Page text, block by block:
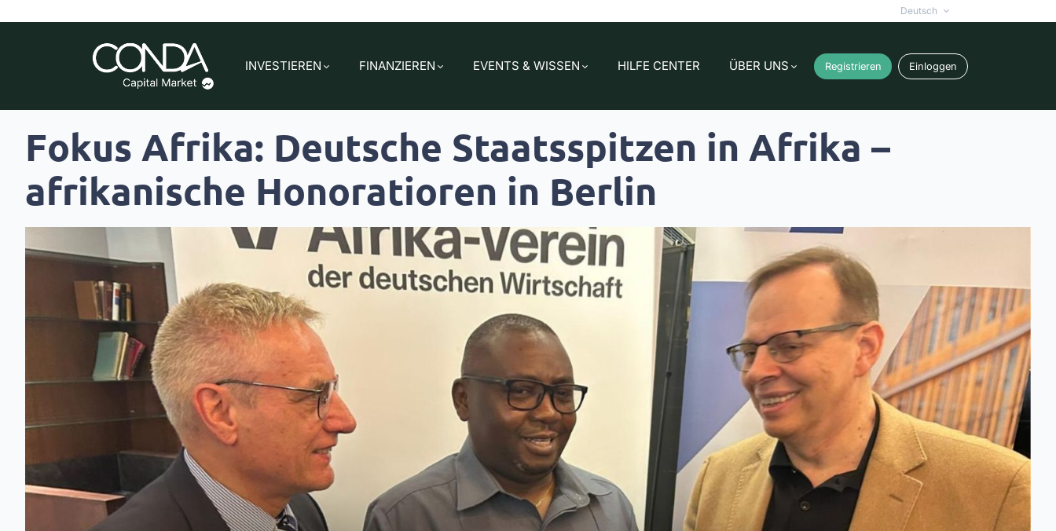
Deutsch
INVESTIEREN FINANZIEREN EVENTS & WISSEN HILFE CENTER ÜBER UNS Registrieren Einloggen
Fokus Afrika: Deutsche Staatsspitzen in Afrika –
afrikanische Honoratioren in Berlin